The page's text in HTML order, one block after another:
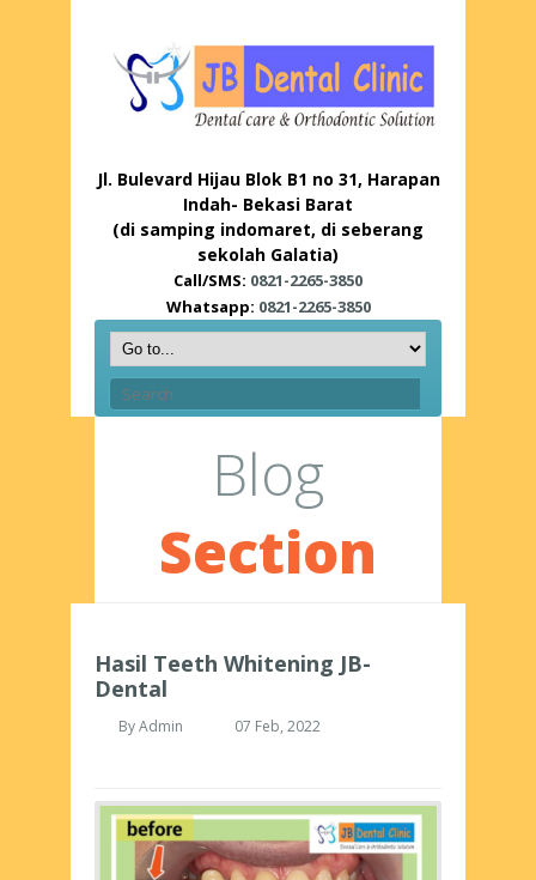
Jl. Bulevard Hijau Blok B1 no 31, Harapan
Indah- Bekasi Barat
(di samping indomaret, di seberang
sekolah Galatia)
Call/SMS: 0821-2265-3850
Whatsapp: 0821-2265-3850
Blog
Section
Hasil Teeth Whitening JB-
Dental
ByAdmin 07 Feb, 2022